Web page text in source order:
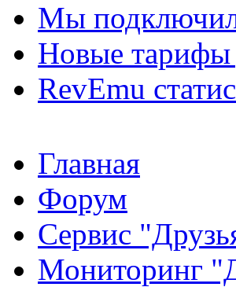
Мы
Новые тарифы
RevEmu
Главная
Форум
Сервис
Мониторинг